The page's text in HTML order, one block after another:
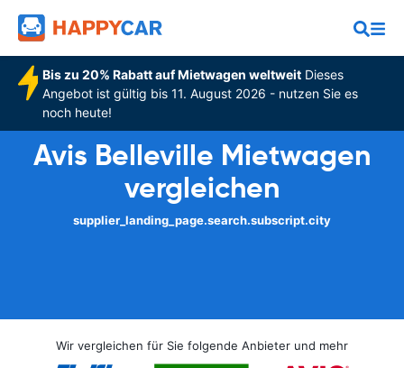
Bis zu 20% Rabatt auf Mietwagen weltweitDieses
Angebot ist gültig bis 11. August 2026 - nutzen Sie es
noch heute!
Avis Belleville Mietwagen
vergleichen
supplier_landing_page.search.subscript.city
Wir vergleichen für Sie folgende Anbieter und mehr